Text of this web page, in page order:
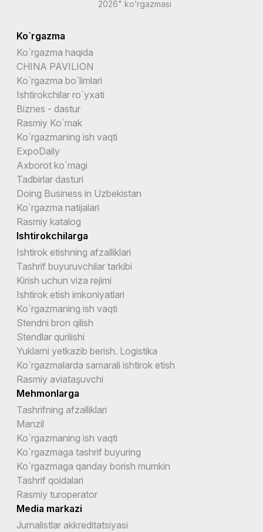
2026" ko’rgazmasi
Ko`rgazma
Ko`rgazma haqida
CHINA PAVILION
Ko`rgazma bo`limlari
Ishtirokchilar ro`yxati
Biznes - dastur
Rasmiy Ko`mak
Ko`rgazmaning ish vaqti
ExpoDaily
Axborot ko`magi
Tadbirlar dasturi
Doing Business in Uzbekistan
Ko`rgazma natijalari
Rasmiy katalog
Ishtirokchilarga
Ishtirok etishning afzalliklari
Tashrif buyuruvchilar tarkibi
Kirish uchun viza rejimi
Ishtirok etish imkoniyatlari
Ko`rgazmaning ish vaqti
Stendni bron qilish
Stendlar qurilishi
Yuklarni yetkazib berish. Logistika
Ko`rgazmalarda samarali ishtirok etish
Rasmiy aviataşuvchi
Mehmonlarga
Tashrifning afzalliklari
Manzil
Ko`rgazmaning ish vaqti
Ko`rgazmaga tashrif buyuring
Ko`rgazmaga qanday borish mumkin
Tashrif qoidalari
Rasmiy turoperator
Media markazi
Jurnalistlar akkreditatsiyasi